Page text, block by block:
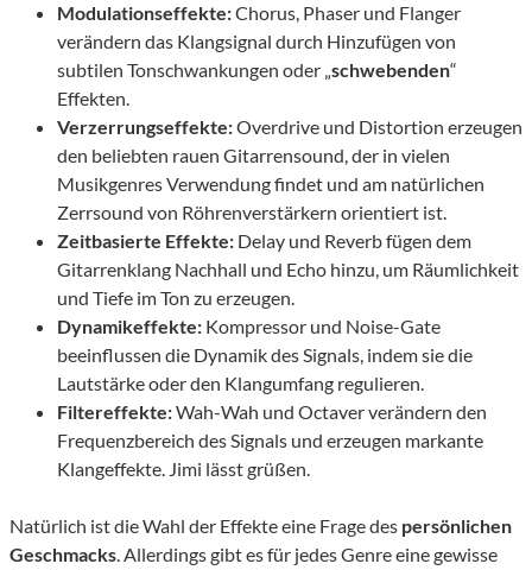
Modulationseffekte:Chorus, Phaser und Flanger
verändern das Klangsignal durch Hinzufügen von
subtilen Tonschwankungen oder „schwebenden“
Effekten.
Verzerrungseffekte:Overdrive und Distortion erzeugen
den beliebten rauen Gitarrensound, der in vielen
Musikgenres Verwendung findet und am natürlichen
Zerrsound von Röhrenverstärkern orientiert ist.
Zeitbasierte Effekte: Delay und Reverb fügen dem
Gitarrenklang Nachhall und Echo hinzu, um Räumlichkeit
und Tiefe im Ton zu erzeugen.
Dynamikeffekte: Kompressor und Noise-Gate
beeinflussen die Dynamik des Signals, indem sie die
Lautstärke oder den Klangumfang regulieren.
Filtereffekte:Wah-Wah und Octaver verändern den
Frequenzbereich des Signals und erzeugen markante
Klangeffekte. Jimi lässt grüßen.
Natürlich ist die Wahl der Effekte eine Frage des persönlichen
Geschmacks. Allerdings gibt es für jedes Genre eine gewisse